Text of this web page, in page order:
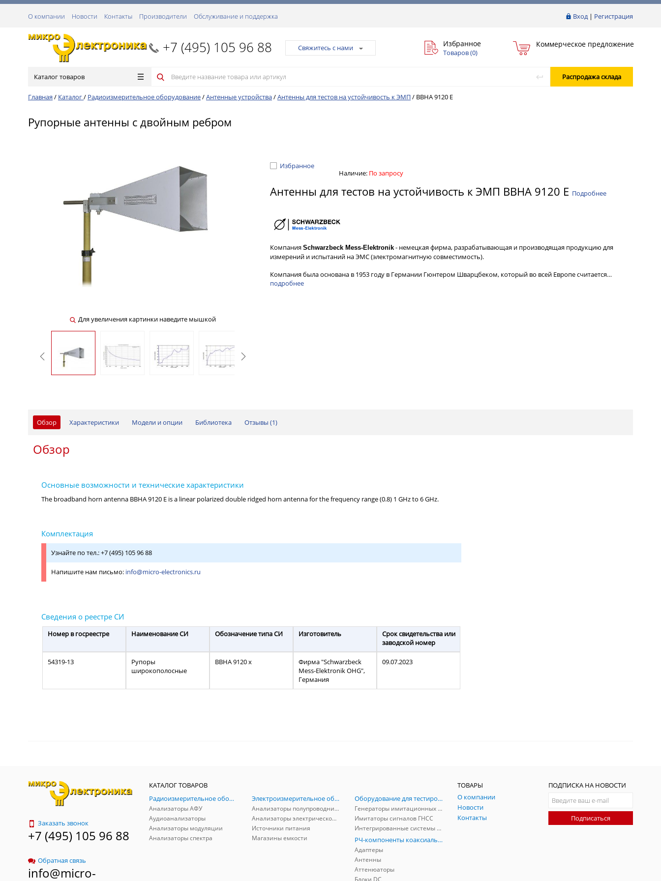
Вход| Регистрация
О компании Новости Контакты Производители Обслуживание и поддержка
+7 (495) 105 96 88 Свяжитесь с нами Избранное
Товаров (0)
Коммерческое предложение
Каталог товаров Распродажа склада
Главная / Каталог/ Радиоизмерительное оборудование/Антенные устройства/Антенны для тестов на устойчивость к ЭМП/ BBHA 9120 E
Рупорные антенны с двойным ребром
Для увеличения картинки наведите мышкой
Избранное
Наличие: По запросу
Антенны для тестов на устойчивость к ЭМП BBHA 9120 E Подробнее
Компания Schwarzbeck Mess-Elektronik - немецкая фирма, разрабатывающая и производящая продукцию для
измерений и испытаний на ЭМС (электромагнитную совместимость).
Компания была основана в 1953 году в Германии Гюнтером Шварцбеком, который во всей Европе считается…
подробнее
Обзор Характеристики Модели и опции Библиотека Отзывы (1)
Обзор
Узнайте по тел.: +7 (495) 105 96 88
Напишите нам письмо: info@micro-electronics.ru
Номер в госреестре
54319-13
Наименование СИ
Рупоры
широкополосные
Обозначение типа СИ
BBHA 9120 x
Изготовитель
Фирма "Schwarzbeck
Mess-Elektronik OHG",
Германия
Срок свидетельства или
заводской номер
09.07.2023
Заказать звонок
+7 (495) 105 96 88
Обратная связь
info@micro-
КАТАЛОГ ТОВАРОВ
Радиоизмерительное оборудование
Анализаторы АФУ
Аудиоанализаторы
Анализаторы модуляции
Анализаторы спектра
Электроизмерительное оборудование
Анализаторы полупроводников
Анализаторы электрической мощности
Источники питания
Магазины емкости
Оборудование для тестирования и симуляции ГНСС
Генераторы имитационных и заградительных помех
Имитаторы сигналов ГНСС
Интегрированные системы защиты от ГНСС-помех
РЧ-компоненты коаксиальные
Адаптеры
Антенны
Аттенюаторы
Блоки DC
ТОВАРЫ
О компании
Новости
Контакты
ПОДПИСКА НА НОВОСТИ
Подписаться